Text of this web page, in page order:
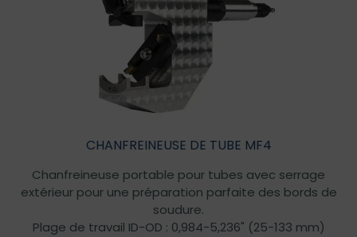
CHANFREINEUSE DE TUBE MF4
Chanfreineuse portable pour tubes avec serrage
extérieur pour une préparation parfaite des bords de
soudure.
Plage de travail ID-OD : 0,984-5,236" (25-133 mm)